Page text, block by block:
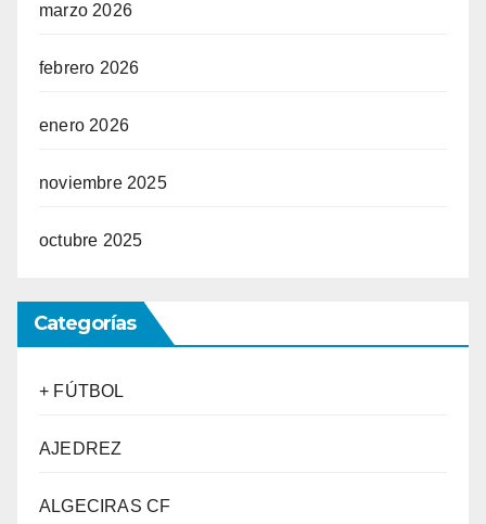
marzo 2026
febrero 2026
enero 2026
noviembre 2025
octubre 2025
Categorías
+ FÚTBOL
AJEDREZ
ALGECIRAS CF